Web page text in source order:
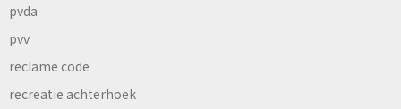
pvda
pvv
reclame code
recreatie achterhoek